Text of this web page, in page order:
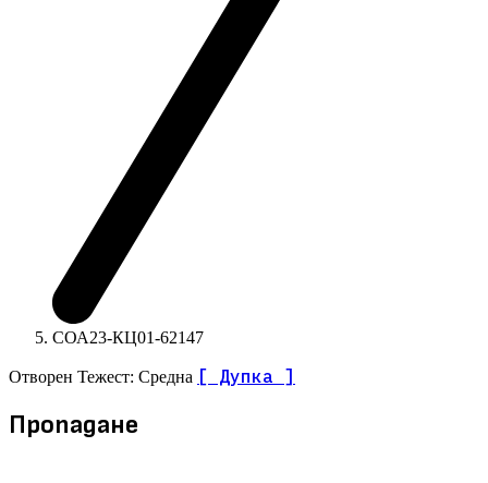
СОА23-КЦ01-62147
Отворен Тежест: Средна [ Дупка ]
Пропадане